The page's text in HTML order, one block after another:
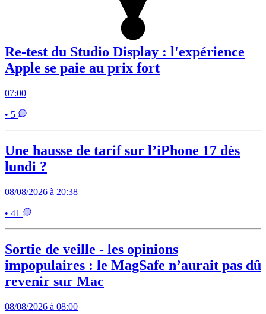
Re-test du Studio Display : l'expérience
Apple se paie au prix fort
07:00
• 5
Une hausse de tarif sur l’iPhone 17 dès
lundi ?
08/08/2026 à 20:38
• 41
Sortie de veille - les opinions
impopulaires : le MagSafe n’aurait pas dû
revenir sur Mac
08/08/2026 à 08:00